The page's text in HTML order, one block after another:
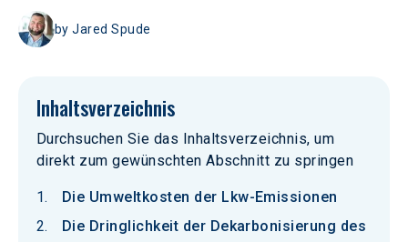
byJared Spude
Inhaltsverzeichnis
Durchsuchen Sie das Inhaltsverzeichnis, um
direkt zum gewünschten Abschnitt zu springen
Die Umweltkosten der Lkw-Emissionen
Die Dringlichkeit der Dekarbonisierung des